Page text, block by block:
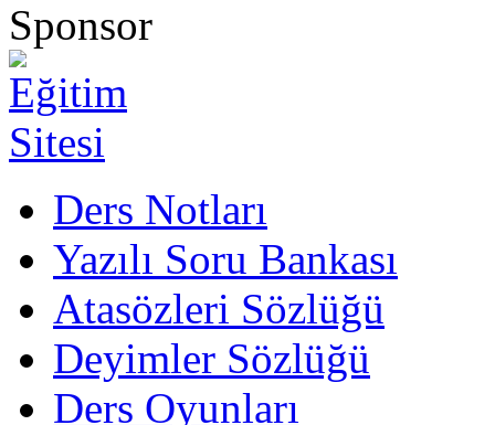
Sponsor
Ders Notları
Yazılı Soru Bankası
Atasözleri Sözlüğü
Deyimler Sözlüğü
Ders Oyunları